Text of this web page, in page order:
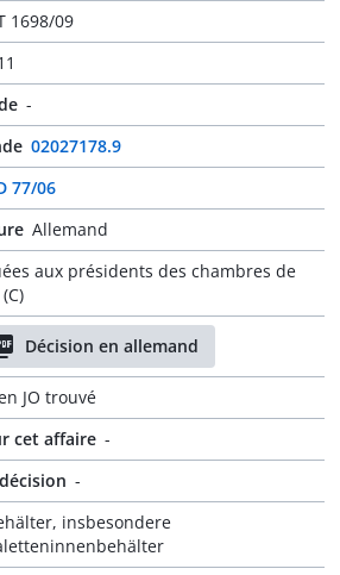
1698/09
-
02027178.9
77/06
Allemand
aux présidents des chambres de
Décision en allemand
JO trouvé
cet affaire -
-
insbesondere